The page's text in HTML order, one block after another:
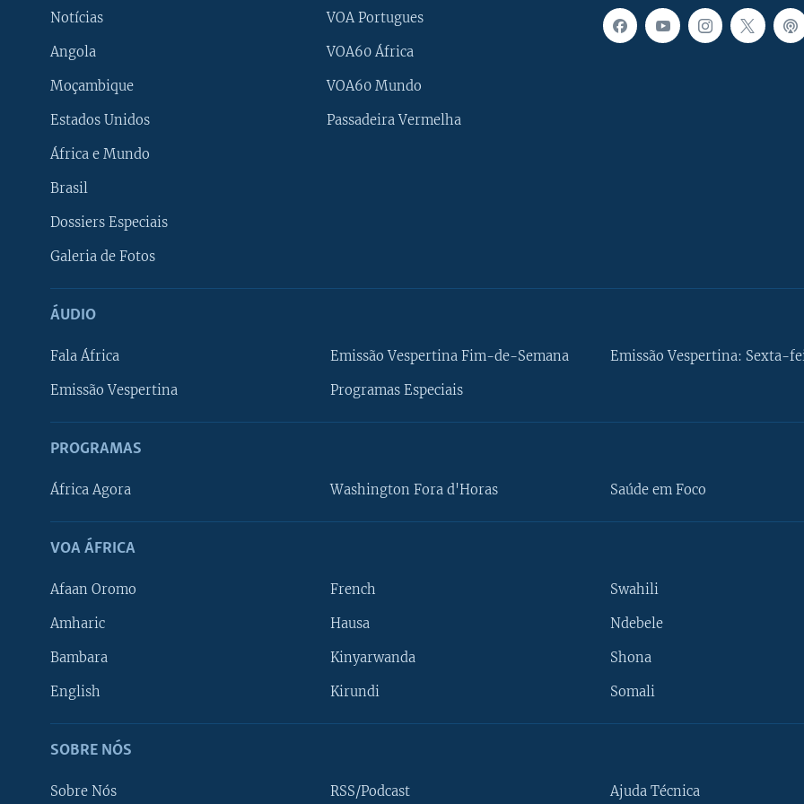
Notícias
Angola
Moçambique
Estados Unidos
África e Mundo
Brasil
Dossiers Especiais
Galeria de Fotos
VOA Portugues
VOA60 África
VOA60 Mundo
Passadeira Vermelha
ÁUDIO
Fala África
Emissão Vespertina
Emissão Vespertina Fim-de-Semana
Programas Especiais
Emissão Vespertina: Sexta-
PROGRAMAS
África Agora Washington Fora d'Horas Saúde em Foco
VOA ÁFRICA
Afaan Oromo
Amharic
Bambara
English
French
Hausa
Kinyarwanda
Kirundi
Swahili
Ndebele
Shona
Somali
SOBRE NÓS
Sobre Nós RSS/Podcast Ajuda Técnica